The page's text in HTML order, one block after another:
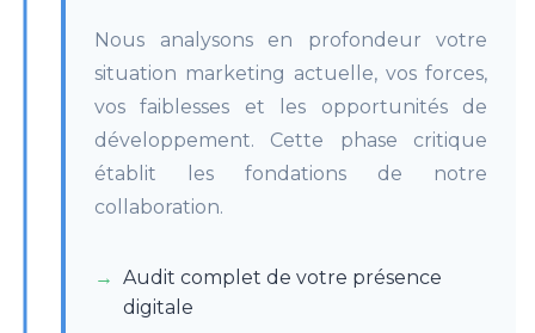
Nous analysons en profondeur votre
situation marketing actuelle, vos forces,
vos faiblesses et les opportunités de
développement. Cette phase critique
établit les fondations de notre
collaboration.
Audit complet de votre présence
digitale